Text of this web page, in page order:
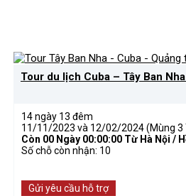
Tour du lịch Cuba – Tây Ban
14 ngày 13 đêm
11/11/2023 và 12/02/2024 (Mùng 3
Còn 00 Ngày 00:00:00 Từ Hà Nội /
Số chỗ còn nhận: 10
Gửi yêu cầu hỗ trợ